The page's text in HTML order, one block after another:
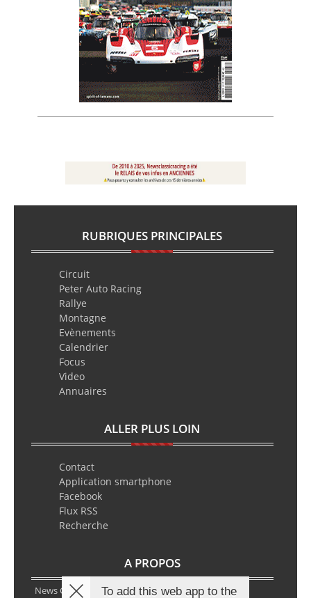
RUBRIQUES PRINCIPALES
Circuit
Peter Auto Racing
Rallye
Montagne
Evènements
Calendrier
Focus
Video
Annuaires
ALLER PLUS LOIN
Contact
Application smartphone
Facebook
Flux RSS
Recherche
A PROPOS
News Classic Racing est le portail de l’actualité du
To add this web app to the